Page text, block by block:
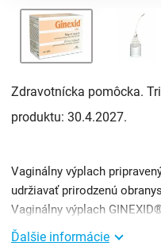
Zdravotnícka pomôcka.
produktu: 30.4.2027.
Vaginálny výplach
udržiavať prirodzenú
Ďalšie informácie